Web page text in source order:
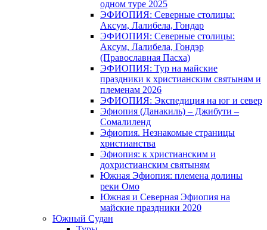
одном туре 2025
ЭФИОПИЯ: Северные столицы:
Аксум, Лалибела, Гондар
ЭФИОПИЯ: Северные столицы:
Аксум, Лалибела, Гондэр
(Православная Пасха)
ЭФИОПИЯ: Тур на майские
праздники к христианским святыням и
племенам 2026
ЭФИОПИЯ: Экспедиция на юг и север
Эфиопия (Данакиль) – Джибути –
Cомалиленд
Эфиопия. Незнакомые страницы
христианства
Эфиопия: к христианским и
дохристианским святыням
Южная Эфиопия: племена долины
реки Омо
Южная и Северная Эфиопия на
майские праздники 2020
Южный Судан